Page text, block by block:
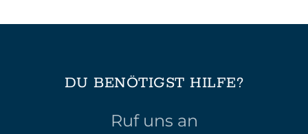
DU BENÖTIGST HILFE?
Ruf uns an